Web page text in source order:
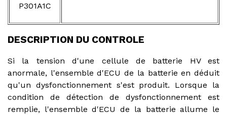
P301A1C
DESCRIPTION DU CONTROLE
Si la tension d'une cellule de batterie HV est
anormale, l'ensemble d'ECU de la batterie en déduit
qu'un dysfonctionnement s'est produit. Lorsque la
condition de détection de dysfonctionnement est
remplie, l'ensemble d'ECU de la batterie allume le